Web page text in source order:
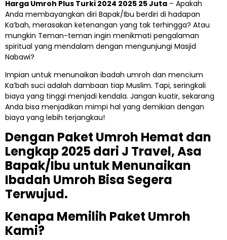
Harga Umroh Plus Turki 2024 2025 25 Juta – Apakah
Anda membayangkan diri Bapak/Ibu berdiri di hadapan
Ka’bah, merasakan ketenangan yang tak terhingga? Atau
mungkin Teman-teman ingin menikmati pengalaman
spiritual yang mendalam dengan mengunjungi Masjid
Nabawi?
Impian untuk menunaikan ibadah umroh dan mencium
Ka’bah suci adalah dambaan tiap Muslim. Tapi, seringkali
biaya yang tinggi menjadi kendala. Jangan kuatir, sekarang
Anda bisa menjadikan mimpi hal yang demikian dengan
biaya yang lebih terjangkau!
Dengan Paket Umroh Hemat dan
Lengkap 2025 dari J Travel, Asa
Bapak/Ibu untuk Menunaikan
Ibadah Umroh Bisa Segera
Terwujud.
Kenapa Memilih Paket Umroh
Kami?